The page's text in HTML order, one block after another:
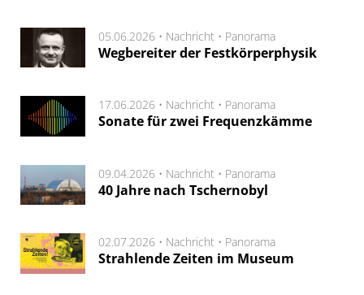
05.06.2026 • Nachricht • Panorama
Wegbereiter der Festkörperphysik
17.06.2026 • Nachricht • Panorama
Sonate für zwei Frequenzkämme
09.04.2026 • Nachricht • Panorama
40 Jahre nach Tschernobyl
02.07.2026 • Nachricht • Panorama
Strahlende Zeiten im Museum